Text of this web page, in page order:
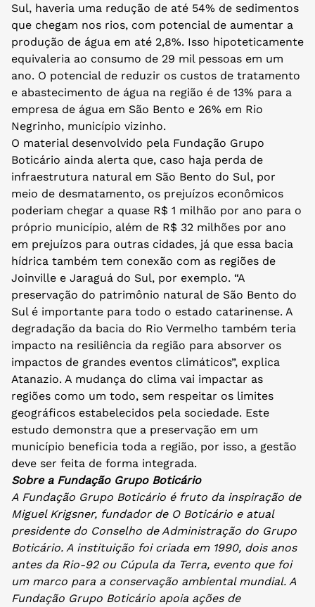
Sul, haveria uma redução de até 54% de sedimentos
que chegam nos rios, com potencial de aumentar a
produção de água em até 2,8%. Isso hipoteticamente
equivaleria ao consumo de 29 mil pessoas em um
ano. O potencial de reduzir os custos de tratamento
e abastecimento de água na região é de 13% para a
empresa de água em São Bento e 26% em Rio
Negrinho, município vizinho.
O material desenvolvido pela Fundação Grupo
Boticário ainda alerta que, caso haja perda de
infraestrutura natural em São Bento do Sul, por
meio de desmatamento, os prejuízos econômicos
poderiam chegar a quase R$ 1 milhão por ano para o
próprio município, além de R$ 32 milhões por ano
em prejuízos para outras cidades, já que essa bacia
hídrica também tem conexão com as regiões de
Joinville e Jaraguá do Sul, por exemplo. “A
preservação do patrimônio natural de São Bento do
Sul é importante para todo o estado catarinense. A
degradação da bacia do Rio Vermelho também teria
impacto na resiliência da região para absorver os
impactos de grandes eventos climáticos”, explica
Atanazio. A mudança do clima vai impactar as
regiões como um todo, sem respeitar os limites
geográficos estabelecidos pela sociedade. Este
estudo demonstra que a preservação em um
município beneficia toda a região, por isso, a gestão
deve ser feita de forma integrada.
Sobre a Fundação Grupo Boticário
A Fundação Grupo Boticário é fruto da inspiração de
Miguel Krigsner, fundador de O Boticário e atual
presidente do Conselho de Administração do Grupo
Boticário. A instituição foi criada em 1990, dois anos
antes da Rio-92 ou Cúpula da Terra, evento que foi
um marco para a conservação ambiental mundial. A
Fundação Grupo Boticário apoia ações de